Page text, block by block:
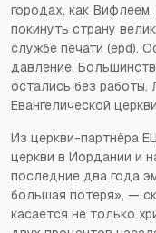
городах, как
покинуть страну
службе печати (epd).
давление.
остались без работы.
Евангелической
Из церкви-партнёра
церкви в Иордании и
последние два года
большая потеря», —
касается не только